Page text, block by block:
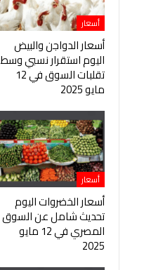
أسعار
أسعار الدواجن والبيض
اليوم استقرار نسبي وسط
تقلبات السوق في 12
مايو 2025
أسعار
أسعار الخضروات اليوم
تحديث شامل عن السوق
المصري في 12 مايو
2025